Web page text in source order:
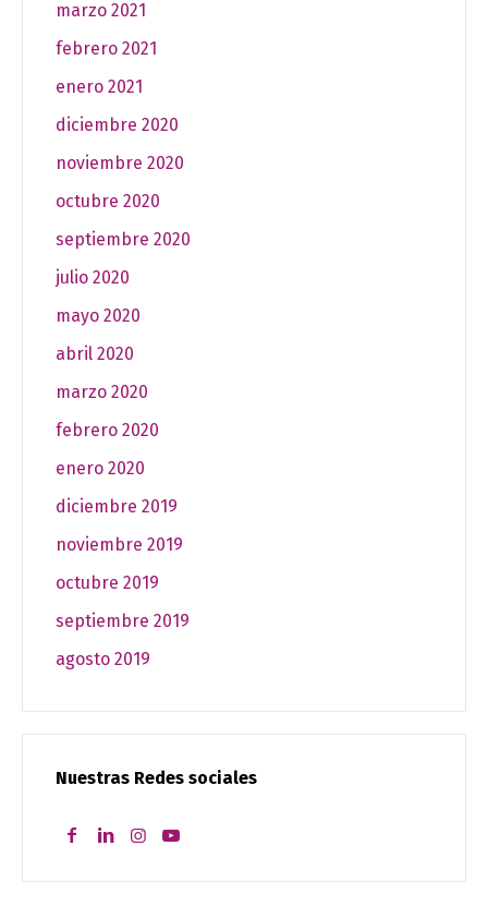
marzo 2021
febrero 2021
enero 2021
diciembre 2020
noviembre 2020
octubre 2020
septiembre 2020
julio 2020
mayo 2020
abril 2020
marzo 2020
febrero 2020
enero 2020
diciembre 2019
noviembre 2019
octubre 2019
septiembre 2019
agosto 2019
Nuestras Redes sociales